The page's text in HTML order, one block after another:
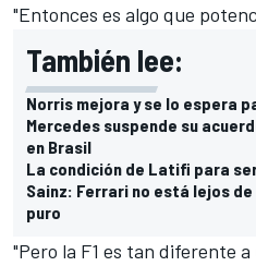
"Entonces es algo que
También lee:
Norris mejora y se lo espera
Mercedes suspende su
en Brasil
La condición de Latifi para
Sainz: Ferrari no está lejos
puro
"Pero la F1 es tan diferente